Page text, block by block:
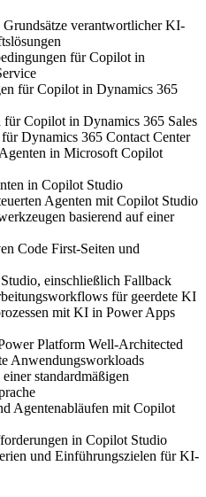
verantwortlicher KI-
für Copilot in
für Copilot in Dynamics 365
Copilot in Dynamics 365 Sales
Dynamics 365 Contact Center
in Microsoft Copilot
in Copilot Studio
Agenten mit Copilot Studio
basierend auf einer
Code First-Seiten und
einschließlich Fallback
für geerdete KI
mit KI in Power Apps
Platform Well-Architected
Anwendungsworkloads
standardmäßigen
Agentenabläufen mit Copilot
in Copilot Studio
und Einführungszielen für KI-